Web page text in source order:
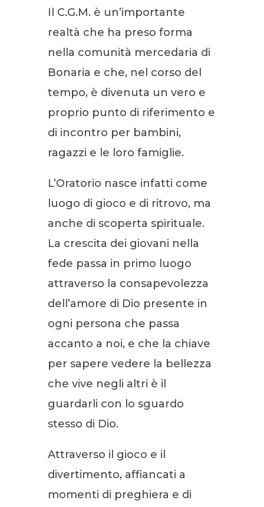
Il C.G.M. è un’importante
realtà che ha preso forma
nella comunità mercedaria di
Bonaria e che, nel corso del
tempo, è divenuta un vero e
proprio punto di riferimento e
di incontro per bambini,
ragazzi e le loro famiglie.
L’Oratorio nasce infatti come
luogo di gioco e di ritrovo, ma
anche di scoperta spirituale.
La crescita dei giovani nella
fede passa in primo luogo
attraverso la consapevolezza
dell’amore di Dio presente in
ogni persona che passa
accanto a noi, e che la chiave
per sapere vedere la bellezza
che vive negli altri è il
guardarli con lo sguardo
stesso di Dio.
Attraverso il gioco e il
divertimento, affiancati a
momenti di preghiera e di